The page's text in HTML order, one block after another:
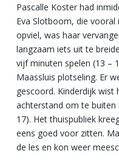
Pascalle Koster had
Eva Slotboom, die
opviel, was haar
langzaam iets uit te
vijf minuten spelen (13 –
Maassluis plotseling. Er
gescoord. Kinderdijk wist
achterstand om te buiten
17). Het thuispubliek
eens goed voor zitten.
de les en kon weer